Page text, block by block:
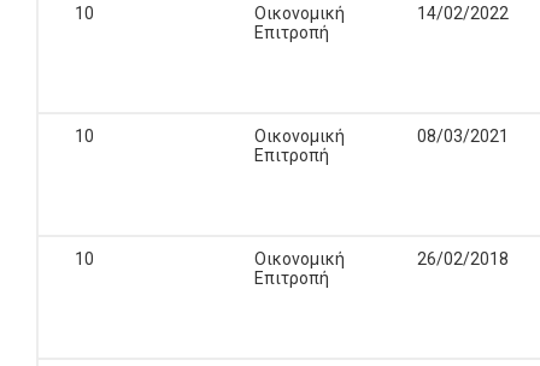
10
Οικονομική
Επιτροπή
14/02/2022
10
Οικονομική
Επιτροπή
08/03/2021
10
Οικονομική
Επιτροπή
26/02/2018